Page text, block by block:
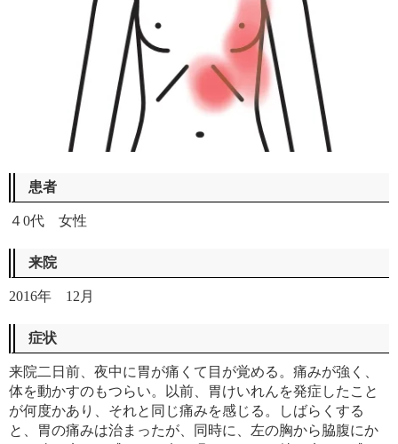
患者
４0代 女性
来院
2016年 12月
症状
来院二日前、夜中に胃が痛くて目が覚める。痛みが強く、
体を動かすのもつらい。以前、胃けいれんを発症したこと
が何度かあり、それと同じ痛みを感じる。しばらくする
と、胃の痛みは治まったが、同時に、左の胸から脇腹にか